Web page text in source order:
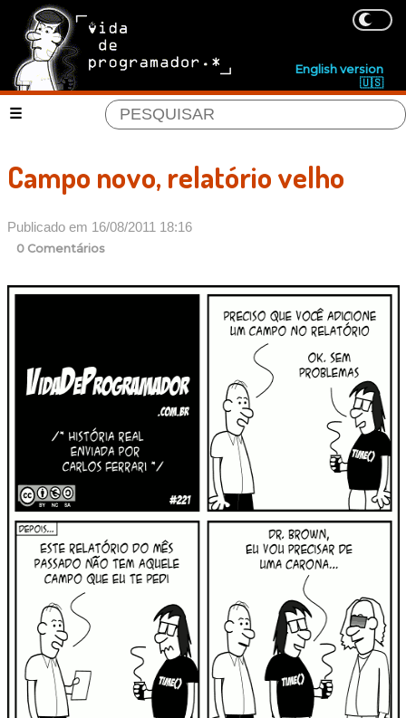
English version
🇺🇸
Campo novo, relatório velho
Publicado em 16/08/2011 18:16
0 Comentários